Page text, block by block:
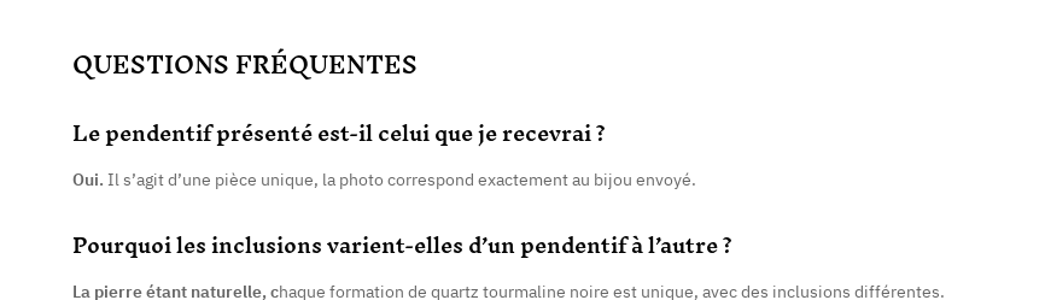
QUESTIONS FRÉQUENTES
Le pendentif présenté est-il celui que je recevrai ?
Oui. Il s’agit d’une pièce unique, la photo correspond exactement au bijou envoyé.
Pourquoi les inclusions varient-elles d’un pendentif à l’autre ?
La pierre étant naturelle, chaque formation de quartz tourmaline noire est unique, avec des inclusions différentes.